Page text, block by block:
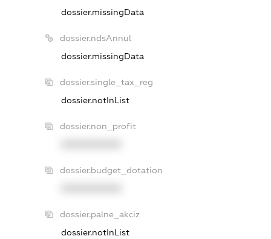
dossier.missingData
dossier.ndsAnnul
dossier.missingData
dossier.single_tax_reg
dossier.notInList
dossier.non_profit
dossier.budget_dotation
dossier.palne_akciz
dossier.notInList